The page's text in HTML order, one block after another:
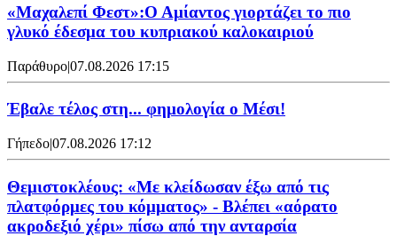
«Μαχαλεπί Φεστ»:Ο Αμίαντος γιορτάζει το πιο
γλυκό έδεσμα του κυπριακού καλοκαιριού
Παράθυρο|07.08.2026 17:15
Έβαλε τέλος στη... φημολογία o Μέσι!
Γήπεδο|07.08.2026 17:12
Θεμιστοκλέους: «Με κλείδωσαν έξω από τις
πλατφόρμες του κόμματος» - Βλέπει «αόρατο
ακροδεξιό χέρι» πίσω από την ανταρσία